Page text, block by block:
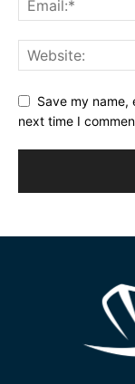
Save my name,
next time I